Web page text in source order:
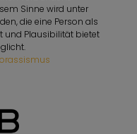
Sinne wird unter
die eine Person als
und Plausibilität bietet